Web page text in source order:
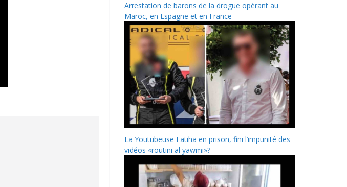
Arrestation de barons de la drogue opérant au
Maroc, en Espagne et en France
La Youtubeuse Fatiha en prison, fini l’impunité des
vidéos «routini al yawmi»?